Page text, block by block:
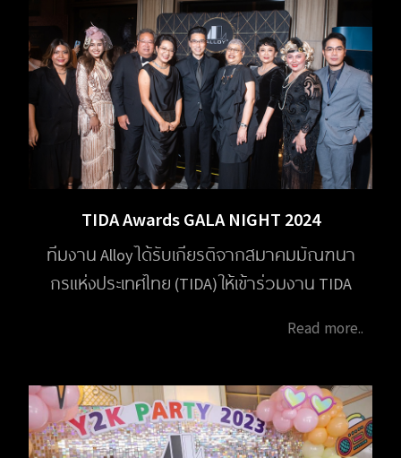
TIDA Awards GALA NIGHT 2024
ทีมงาน Alloy ได้รับเกียรติจากสมาคมมัณฑนา
กรแห่งประเทศไทย (TIDA) ให้เข้าร่วมงาน TIDA
Read more..